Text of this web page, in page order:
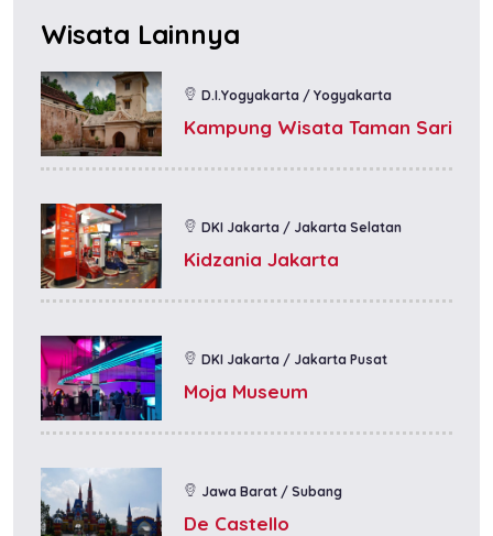
Wisata Lainnya
D.I.Yogyakarta / Yogyakarta
Kampung Wisata Taman Sari
DKI Jakarta / Jakarta Selatan
Kidzania Jakarta
DKI Jakarta / Jakarta Pusat
Moja Museum
Jawa Barat / Subang
De Castello